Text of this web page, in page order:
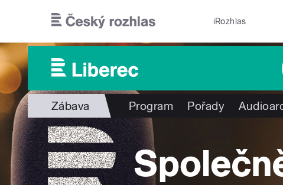
iRozhlas
Zábava Program Pořady